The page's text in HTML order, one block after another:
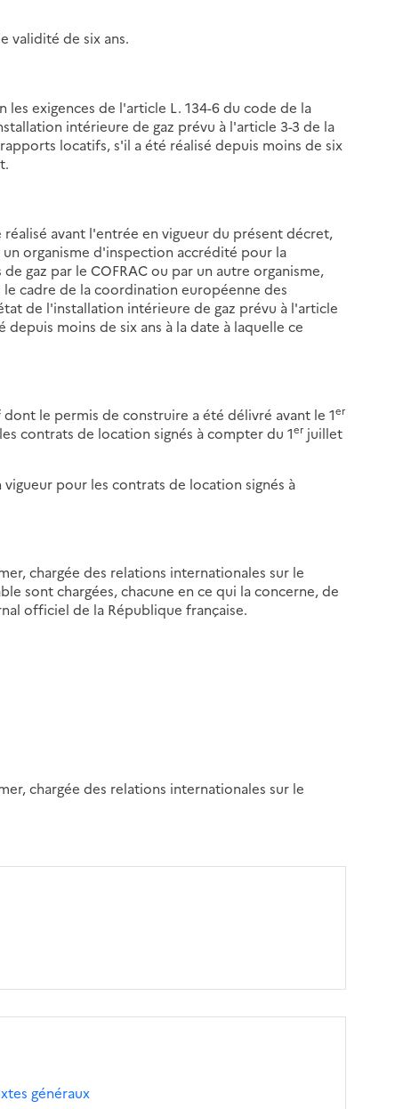
validité de six ans.
exigences de l'article L. 134-6 du code de la
intérieure de gaz prévu à l'article 3-3 de la
locatifs, s'il a été réalisé depuis moins de six
avant l'entrée en vigueur du présent décret,
organisme d'inspection accrédité pour la
gaz par le COFRAC ou par un autre organisme,
cadre de la coordination européenne des
de l'installation intérieure de gaz prévu à l'article
depuis moins de six ans à la date à laquelle ce
le permis de construire a été délivré avant le 1er
contrats de location signés à compter du 1er juillet
pour les contrats de location signés à
chargée des relations internationales sur le
sont chargées, chacune en ce qui la concerne, de
officiel de la République française.
chargée des relations internationales sur le
généraux